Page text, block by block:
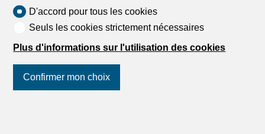
d’entrée composé d’un vestiaire et d’un espace de
rangement, une salle de travail avec salle de bain avec
douche. La salle de travail peut être rendue indépendante
du reste de la propriété. Un escalier en forme de demi-
cercle conduit au deuxième étage où se trouve la zone
nuit, qui est divisée en une chambre principale avec salle
de bain en suite et dressing, une deuxième chambre
spacieuse, une salle de travail et une salle de bain avec
D'accord pour tous les cookies
Seuls les cookies strictement nécessaires
Plus d'informations sur l'utilisation des cookies
Confirmer mon choix